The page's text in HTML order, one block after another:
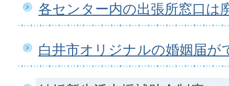
各センター内の出張所窓口は
白井市オリジナルの婚姻届が